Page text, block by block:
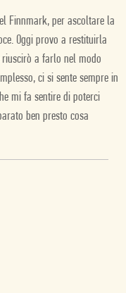
Finnmark, per ascoltare la
Oggi provo a restituirla
a farlo nel modo
ci si sente sempre in
mi fa sentire di poterci
ben presto cosa